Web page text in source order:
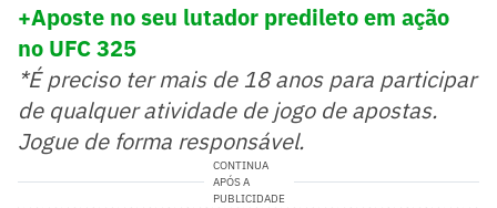
+Aposte no seu lutador predileto em ação
no UFC 325
*É preciso ter mais de 18 anos para participar
de qualquer atividade de jogo de apostas.
Jogue de forma responsável.
CONTINUA
APÓS A
PUBLICIDADE